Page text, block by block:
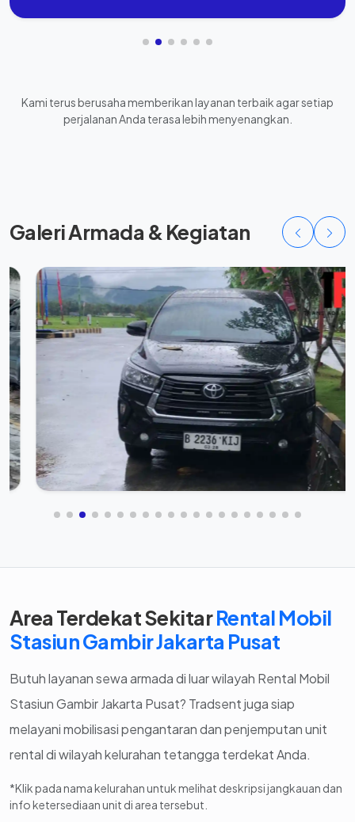
Kami terus berusaha memberikan layanan terbaik agar setiap
perjalanan Anda terasa lebih menyenangkan.
Galeri Armada & Kegiatan
Area Terdekat SekitarRental Mobil
Stasiun Gambir Jakarta Pusat
Butuh layanan sewa armada di luar wilayah Rental Mobil
Stasiun Gambir Jakarta Pusat? Tradsent juga siap
melayani mobilisasi pengantaran dan penjemputan unit
rental di wilayah kelurahan tetangga terdekat Anda.
*Klik pada nama kelurahan untuk melihat deskripsi jangkauan dan
info ketersediaan unit di area tersebut.